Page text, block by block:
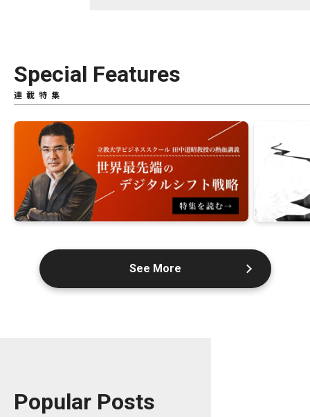
Special Features
連載特集
See More
Popular Posts